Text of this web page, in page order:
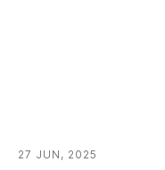
27 JUN, 2025